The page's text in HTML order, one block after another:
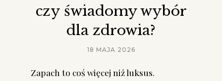
czy świadomy wybór
dla zdrowia?
18 MAJA 2026
Zapach to coś więcej niż luksus.